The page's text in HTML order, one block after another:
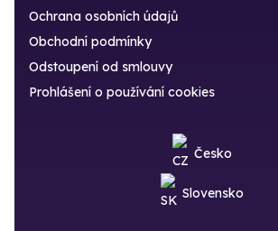
Ochrana osobních údajů
Obchodní podmínky
Odstoupení od smlouvy
Prohlášení o používání cookies
Česko
Slovensko